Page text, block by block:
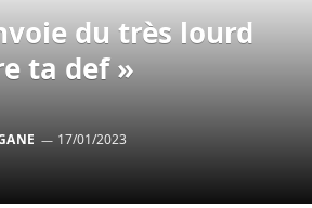
du très lourd
ta def »
17/01/2023